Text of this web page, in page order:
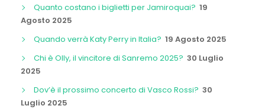
Quanto costano i biglietti per Jamiroquai? 19
Agosto 2025
Quando verrà Katy Perry in Italia? 19 Agosto 2025
Chi è Olly, il vincitore di Sanremo 2025? 30 Luglio
2025
Dov’è il prossimo concerto di Vasco Rossi? 30
Luglio 2025